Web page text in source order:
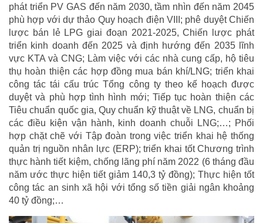
phát triển PV GAS đến năm 2030, tầm nhìn đến năm 2045
phù hợp với dự thảo Quy hoạch điện VIII; phê duyệt Chiến
lược bán lẻ LPG giai đoạn 2021-2025, Chiến lược phát
triển kinh doanh đến 2025 và định hướng đến 2035 lĩnh
vực KTA và CNG; Làm việc với các nhà cung cấp, hộ tiêu
thụ hoàn thiện các hợp đồng mua bán khí/LNG; triển khai
công tác tái cấu trúc Tổng công ty theo kế hoạch được
duyệt và phù hợp tình hình mới; Tiếp tục hoàn thiện các
Tiêu chuẩn quốc gia, Quy chuẩn kỹ thuật về LNG, chuẩn bị
các điều kiện vận hành, kinh doanh chuỗi LNG;…; Phối
hợp chặt chẽ với Tập đoàn trong việc triển khai hệ thống
quản trị nguồn nhân lực (ERP); triển khai tốt Chương trình
thực hành tiết kiệm, chống lãng phí năm 2022 (6 tháng đầu
năm ước thực hiện tiết giảm 140,3 tỷ đồng); Thực hiện tốt
công tác an sinh xã hội với tổng số tiền giải ngân khoảng
40 tỷ đồng;…